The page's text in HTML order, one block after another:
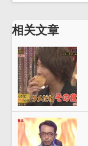
相关文章